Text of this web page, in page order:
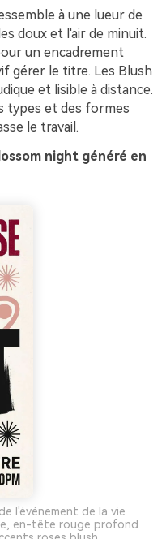
à une lueur de
doux et l'air de minuit.
un encadrement
gérer le titre. Les Blush
et lisible à distance.
types et des formes
le travail.
night généré en
l'événement de la vie
en-tête rouge profond